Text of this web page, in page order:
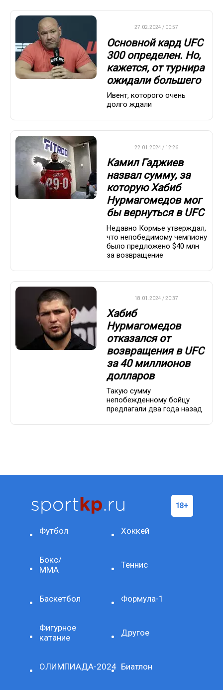
27.02.2024 / 00:57
Основной кард UFC
300 определен. Но,
кажется, от турнира
ожидали большего
Ивент, которого очень
долго ждали
22.01.2024 / 12:26
Камил Гаджиев
назвал сумму, за
которую Хабиб
Нурмагомедов мог
бы вернуться в UFC
Недавно Кормье утверждал,
что непобедимому чемпиону
было предложено $40 млн
за возвращение
18.01.2024 / 20:37
Хабиб
Нурмагомедов
отказался от
возвращения в UFC
за 40 миллионов
долларов
Такую сумму
непобежденному бойцу
предлагали два года назад
Футбол Хоккей
Бокс/
ММА
Теннис
Баскетбол Формула-1
Фигурное
катание
Другое
ОЛИМПИАДА-2024 Биатлон